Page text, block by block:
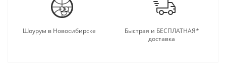
Шоурум в Новосибирске
Быстрая и БЕСПЛАТНАЯ*
доставка